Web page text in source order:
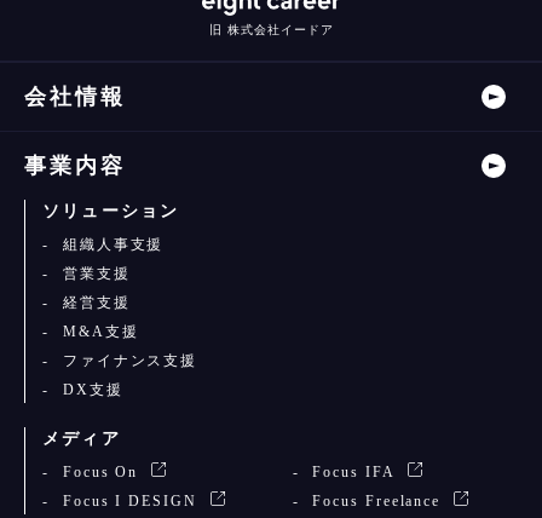
旧 株式会社イードア
会社情報
事業内容
ソリューション
組織人事支援
営業支援
経営支援
M&A支援
ファイナンス支援
DX支援
メディア
Focus On
Focus IFA
Focus I DESIGN
Focus Freelance